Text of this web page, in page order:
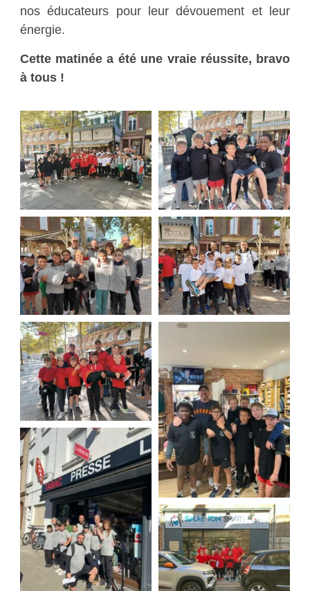
nos éducateurs pour leur dévouement et leur
énergie.
Cette matinée a été une vraie réussite, bravo
à tous !